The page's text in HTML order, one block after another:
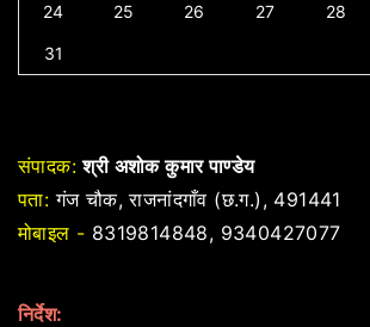
24 25 26 27 28
31
संपादक: श्री अशोक कुमार पाण्डेय
पता: गंज चौक, राजनांदगाँव (छ.ग.), 491441
मोबाइल - 8319814848, 9340427077
निर्देश: